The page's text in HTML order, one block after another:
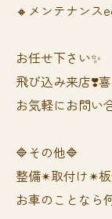
🔸メンテナンス
お任せ下さい✨
飛び込み来店❣️
お気軽にお問い
🔷その他🔷
整備✴︎取付け✴︎
お車のことなら